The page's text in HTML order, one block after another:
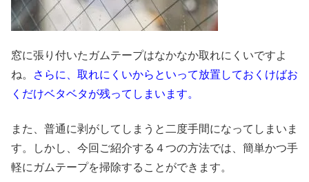
窓に張り付いたガムテープはなかなか取れにくいですよ
ね。
さらに、取れにくいからといって放置しておくけばお
くだけベタベタが残ってしまいます。
また、普通に剥がしてしまうと二度手間になってしまいま
す。しかし、今回ご紹介する４つの方法では、簡単かつ手
軽にガムテープを掃除することができます。